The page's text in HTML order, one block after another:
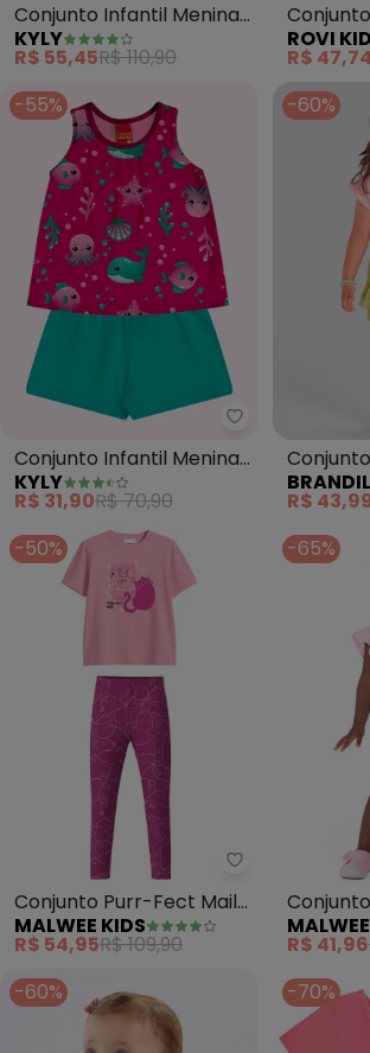
Conjunto Infantil Menina
Estampa (Rosa)
KYLY
R$ 55,45R$ 110,90
Shorts
ROVI
R$ 47,74
-55%
Kyly -
Conjunto Infantil Menina
Estampa (Rosa)
KYLY
R$ 31,90R$ 70,90
-60%
Florido
R$
-50%
Malwee Kids
Conjunto Purr-Fect Mail
em Malha (Rosa Claro)
MALWEE KIDS
R$ 54,95R$ 109,90
-65%
R$ 41,96
-60%
-70%